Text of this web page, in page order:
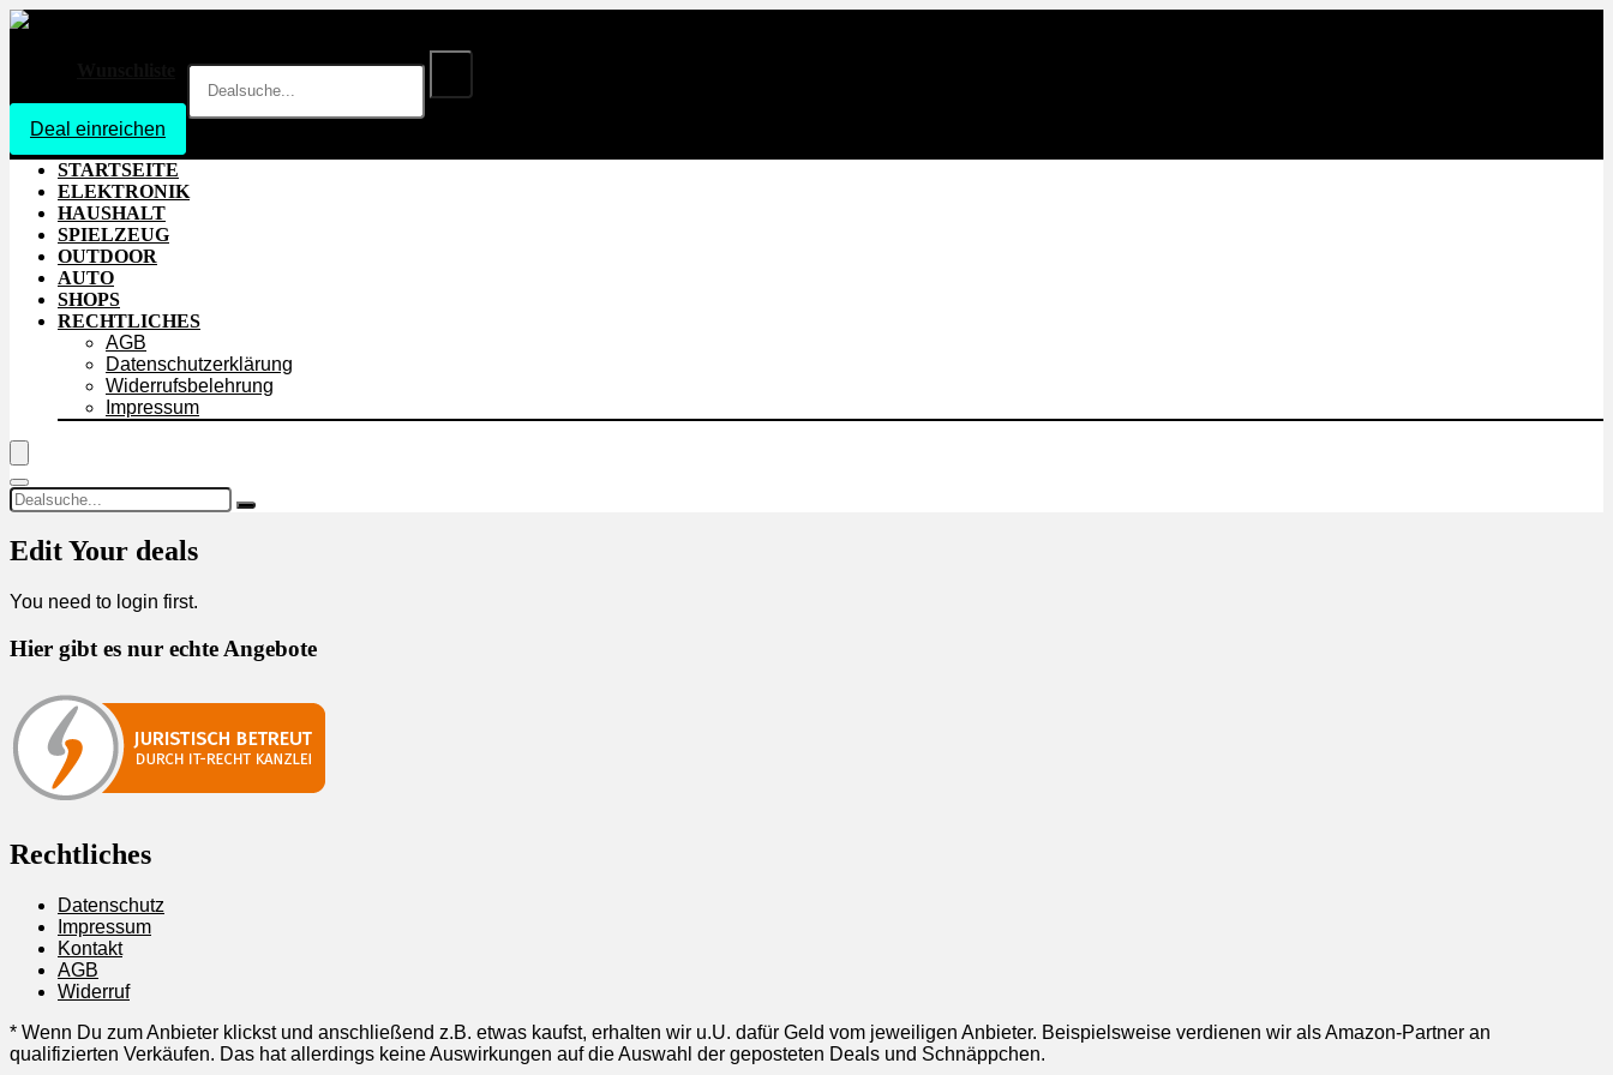
Deal einreichen
STARTSEITE
ELEKTRONIK
HAUSHALT
SPIELZEUG
OUTDOOR
AUTO
SHOPS
RECHTLICHES
AGB
Datenschutzerklärung
Widerrufsbelehrung
Impressum
Edit Your deals
You need to login first.
Hier gibt es nur echte Angebote
Rechtliches
Datenschutz
Impressum
Kontakt
AGB
Widerruf
* Wenn Du zum Anbieter klickst und anschließend z.B. etwas kaufst, erhalten wir u.U. dafür Geld vom jeweiligen Anbieter. Beispielsweise verdienen wir als Amazon-Partner an
qualifizierten Verkäufen. Das hat allerdings keine Auswirkungen auf die Auswahl der geposteten Deals und Schnäppchen.